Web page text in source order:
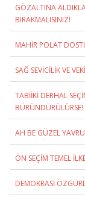
GÖZALTINA
BIRAKMALISINIZ!
MAHİR POLAT
SAĞ SEVİCİLİK VE
TABİİKİ DERHAL
BÜRÜNDÜRÜLÜRSE!
AH BE GÜZEL
ÖN SEÇİM TEMEL
DEMOKRASİ